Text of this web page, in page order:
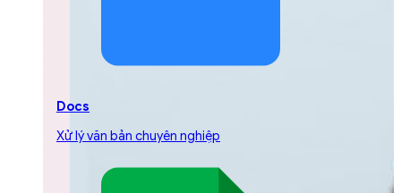
Docs
Xử lý văn bản chuyên nghiệp